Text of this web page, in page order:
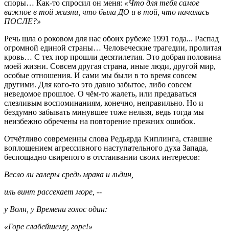
споры… Как-то спросил он меня: «Что для тебя самое
важное в той жизни, что была ДО и в той, что началась
ПОСЛЕ?»
Речь шла о роковом для нас обоих рубеже 1991 года... Распад
огромной единой страны… Человеческие трагедии, пролитая
кровь… С тех пор прошли десятилетия. Это добрая половина
моей жизни. Совсем другая страна, иные люди, другой мир,
особые отношения. И сами мы были в то время совсем
другими. Для кого-то это давно забытое, либо совсем
неведомое прошлое. О чём-то жалеть, или предаваться
слезливым воспоминаниям, конечно, неправильно. Но и
бездумно забывать минувшее тоже нельзя, ведь тогда мы
неизбежно обречены на повторение прежних ошибок.
Отчётливо современны слова Редьярда Киплинга, ставшие
воплощением агрессивного наступательного духа Запада,
беспощадно свирепого в отстаивании своих интересов:
Весло ли галеры средь мрака и льдин,
иль винт рассекает море, --
у Волн, у Времени голос один:
«Горе слабейшему, горе!»